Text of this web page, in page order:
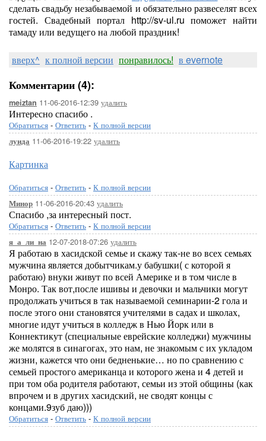
сделать свадьбу незабываемой и обязательно развеселят всех
гостей. Свадебный портал http://sv-ul.ru поможет найти
тамаду или ведущего на любой праздник!
вверх^ к полной версии понравилось! в evernote
Комментарии (4):
meiztan 11-06-2016-12:39 удалить
Интересно спасибо .
Обратиться - Ответить - К полной версии
луида 11-06-2016-19:22 удалить
Картинка
Обратиться - Ответить - К полной версии
Минор 11-06-2016-20:43 удалить
Спасибо ,за интересный пост.
Обратиться - Ответить - К полной версии
я_а_ли_на 12-07-2018-07:26 удалить
Я работаю в хасидской семье и скажу так-не во всех семьях
мужчина является добытчикам.у бабушки( с которой я
работаю) внуки живут по всей Америке и в том числе в
Монро. Так вот,после ишивы и девочки и мальчики могут
продолжать учиться в так называемой семинарии-2 гола и
после этого они становятся учителями в садах и школах,
многие идут учиться в колледж в Нью Йорк или в
Коннектикут (специальные еврейские колледжи) мужчины
же молятся в синагогах, это нам, не знакомым с их укладом
жизни, кажется что они бедненькие… но по сравнению с
семьей простого американца и которого жена и 4 детей и
при том оба родителя работают, семьи из этой общины (как
впрочем и в других хасидский, не сводят концы с
концами.9зуб даю)))
Обратиться - Ответить - К полной версии